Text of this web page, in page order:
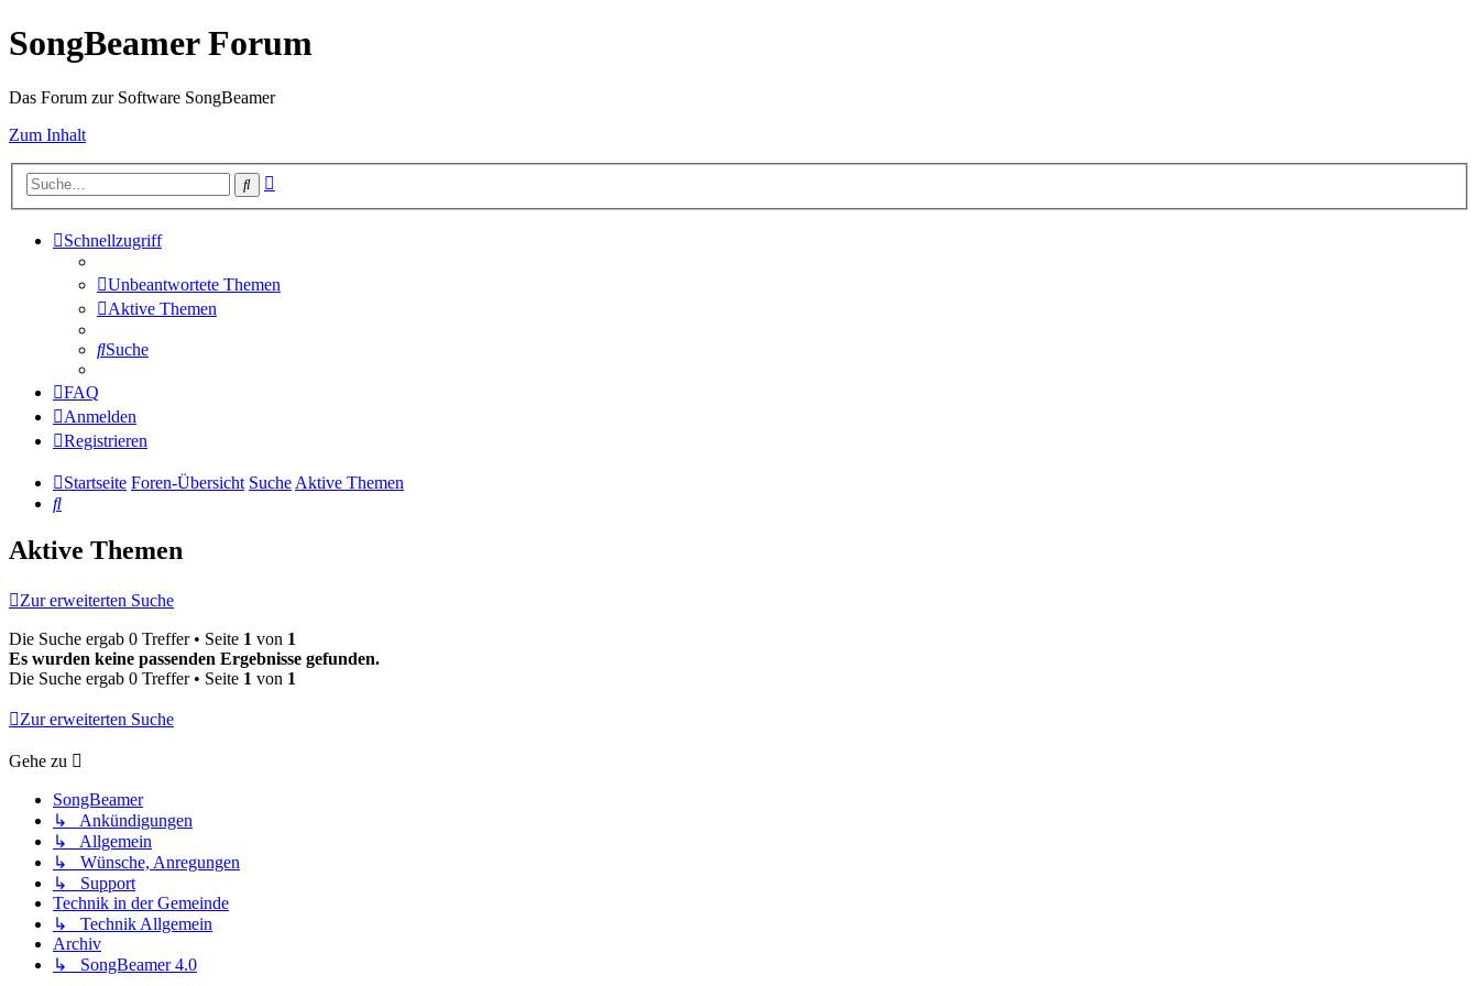
SongBeamer Forum
Das Forum zur Software SongBeamer
Zum Inhalt
Suche
Schnellzugriff
Unbeantwortete Themen
Aktive Themen
Suche
FAQ
Anmelden
Registrieren
Startseite Foren-Übersicht SucheAktive Themen
Suche
Aktive Themen
Zur erweiterten Suche
Die Suche ergab 0 Treffer • Seite 1 von 1
Es wurden keine passenden Ergebnisse gefunden.
Die Suche ergab 0 Treffer • Seite 1 von 1
Zur erweiterten Suche
Gehe zu
SongBeamer
↳ Ankündigungen
↳ Allgemein
↳ Wünsche, Anregungen
↳ Support
Technik in der Gemeinde
↳ Technik Allgemein
Archiv
↳ SongBeamer 4.0